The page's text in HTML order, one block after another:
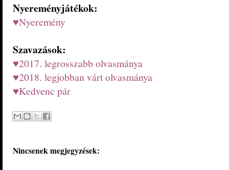
Nyereményjátékok:
♥Nyeremény
Szavazások:
♥2017. legrosszabb olvasmánya
♥2018. legjobban várt olvasmánya
♥Kedvenc pár
Nincsenek megjegyzések: